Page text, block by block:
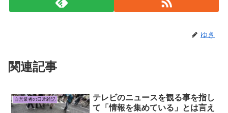
ゆき
関連記事
自営業者の日常雑記
テレビのニュースを観る事を指し
て「情報を集めている」とは言え